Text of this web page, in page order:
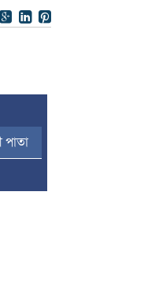
পাতা